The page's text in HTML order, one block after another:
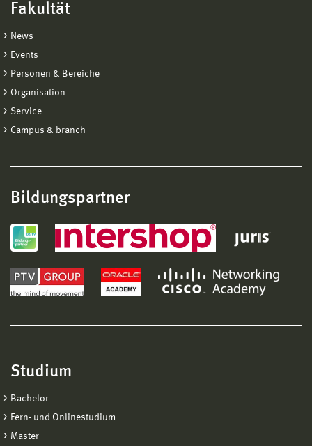
Fakultät
News
Events
Personen & Bereiche
Organisation
Service
Campus & branch
Bildungspartner
Studium
Bachelor
Fern- und Onlinestudium
Master